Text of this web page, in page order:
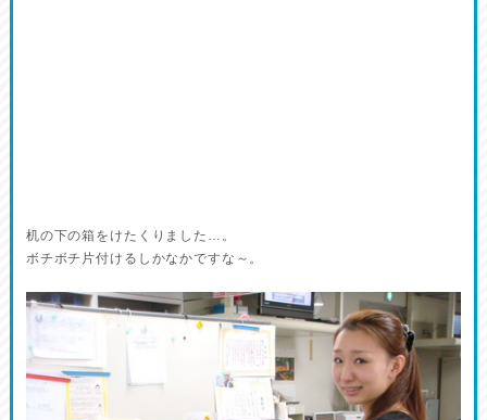
机の下の箱をけたくりました…。
ボチボチ片付けるしかなかですな～。